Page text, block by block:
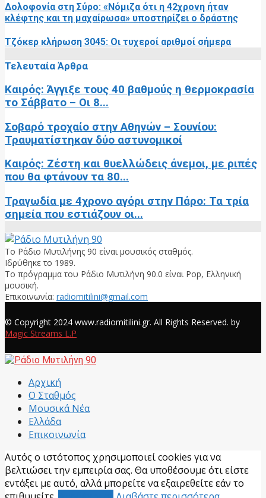
Δολοφονία στη Σύρο: «Νόμιζα ότι η 42χρονη ήταν
κλέφτης και τη μαχαίρωσα» υποστηρίζει ο δράστης
Τζόκερ κλήρωση 3045: Οι τυχεροί αριθμοί σήμερα
Τελευταία Άρθρα
Καιρός: Άγγιξε τους 40 βαθμούς η θερμοκρασία
το Σάββατο – Οι 8...
Σοβαρό τροχαίο στην Αθηνών – Σουνίου:
Τραυματίστηκαν δύο αστυνομικοί
Καιρός: Ζέστη και θυελλώδεις άνεμοι, με ριπές
που θα φτάνουν τα 80...
Τραγωδία με 4χρονο αγόρι στην Πάρο: Τα τρία
σημεία που εστιάζουν οι...
Το Ράδιο Μυτιλήνης 90 είναι μουσικός σταθμός.
Ιδρύθηκε το 1989.
Το πρόγραμμα του Ράδιο Μυτιλήνη 90.0 είναι Pop, Ελληνική
μουσική.
Επικοινωνία: radiomitilini@gmail.com
© Copyright 2024 www.radiomitilini.gr. All Rights Reserved. by
Magic Streams L.P
Αρχική
Ο Σταθμός
Μουσικά Νέα
Ελλάδα
Επικοινωνία
Αυτός ο ιστότοπος χρησιμοποιεί cookies για να
βελτιώσει την εμπειρία σας. Θα υποθέσουμε ότι είστε
εντάξει με αυτό, αλλά μπορείτε να εξαιρεθείτε εάν το